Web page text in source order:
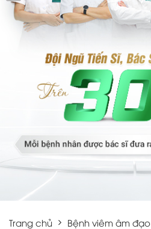
Trang chủ Bệnh viêm âm đạo